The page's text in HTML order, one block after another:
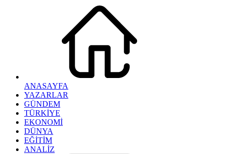
ANASAYFA
YAZARLAR
GÜNDEM
TÜRKİYE
EKONOMİ
DÜNYA
EĞİTİM
ANALİZ